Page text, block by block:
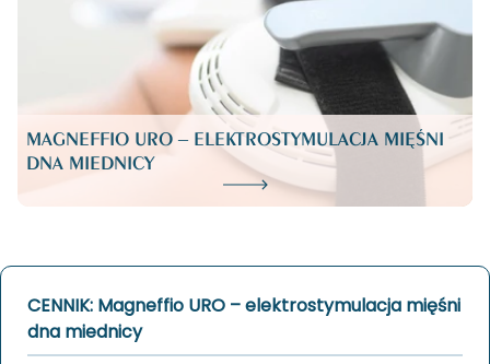
MAGNEFFIO URO – ELEKTROSTYMULACJA MIĘŚNI
DNA MIEDNICY
CENNIK: Magneffio URO – elektrostymulacja mięśni
dna miednicy